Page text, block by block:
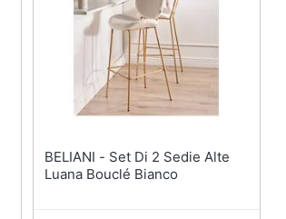
BELIANI - Set Di 2 Sedie Alte
Luana Bouclé Bianco